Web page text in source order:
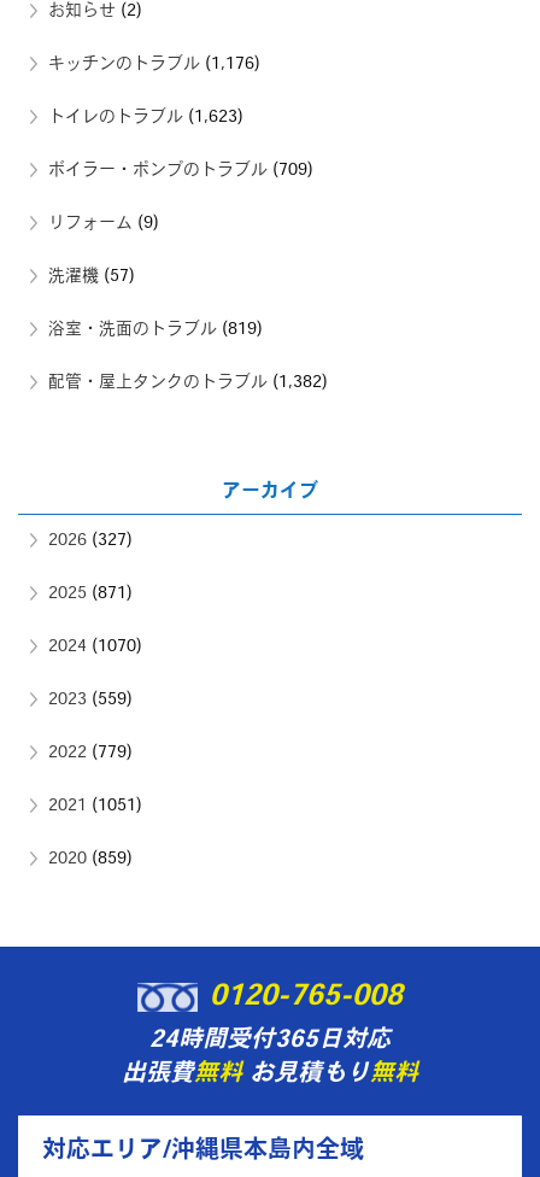
お知らせ (2)
キッチンのトラブル (1,176)
トイレのトラブル (1,623)
ボイラー・ポンプのトラブル (709)
リフォーム (9)
洗濯機 (57)
浴室・洗面のトラブル (819)
配管・屋上タンクのトラブル (1,382)
アーカイブ
2026 (327)
2025 (871)
2024 (1070)
2023 (559)
2022 (779)
2021 (1051)
2020 (859)
0120-765-008
24時間受付365日対応
出張費無料お見積もり無料
対応エリア/沖縄県本島内全域